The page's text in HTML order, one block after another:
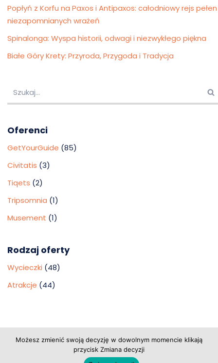
Popłyń z Korfu na Paxos i Antipaxos: całodniowy rejs pełen
niezapomnianych wrażeń
Spinalonga: Wyspa historii, odwagi i niezwykłego piękna
Białe Góry Krety: Przyroda, Przygoda i Tradycja
Oferenci
GetYourGuide (85)
Civitatis (3)
Tiqets (2)
Tripsomnia (1)
Musement (1)
Rodzaj oferty
Wycieczki (48)
Atrakcje (44)
Copyright © 2026 Grupa Probiz, CoWartoZwiedzic.pl
Polityka prywatności
Możesz zmienić swoją decyzję w dowolnym momencie klikają
przycisk Zmiana decyzji